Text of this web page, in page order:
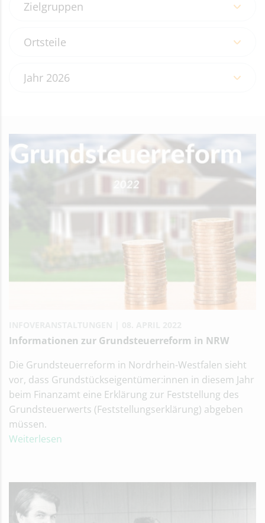
Informationen zur Grundsteuerreform in NRW
Die Grundsteuerreform in Nordrhein-Westfalen sieht
vor, dass Grundstückseigentümer:innen in diesem Jahr
beim Finanzamt eine Erklärung zur Feststellung des
Grundsteuerwerts (Feststellungserklärung) abgeben
müssen.
Weiterlesen